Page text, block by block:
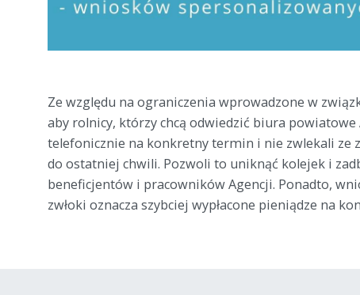
Ze względu na ograniczenia wprowadzone w
aby rolnicy, którzy chcą odwiedzić biura
telefonicznie na konkretny termin i nie zwlekali ze
do ostatniej chwili. Pozwoli to uniknąć kolejek i
beneficjentów i pracowników Agencji. Ponadto,
zwłoki oznacza szybciej wypłacone pieniądze na